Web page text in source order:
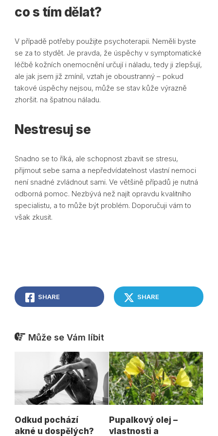
co s tím dělat?
V případě potřeby použijte psychoterapii. Neměli byste
se za to stydět. Je pravda, že úspěchy v symptomatické
léčbě kožních onemocnění určují i ​​náladu, tedy ji zlepšují,
ale jak jsem již zmínil, vztah je oboustranný – pokud
takové úspěchy nejsou, může se stav kůže výrazně
zhoršit. na špatnou náladu.
Nestresuj se
Snadno se to říká, ale schopnost zbavit se stresu,
přijmout sebe sama a nepředvídatelnost vlastní nemoci
není snadné zvládnout sami. Ve většině případů je nutná
odborná pomoc. Nezbývá než najít opravdu kvalitního
specialistu, a to může být problém. Doporučuji vám to
však zkusit.
SHARE SHARE
Může se Vám líbit
Odkud pochází
akné u dospělých?
Pupalkový olej –
vlastnosti a